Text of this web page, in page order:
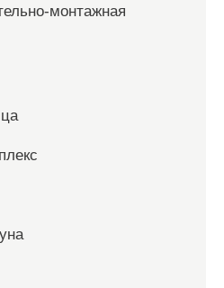
монтажная